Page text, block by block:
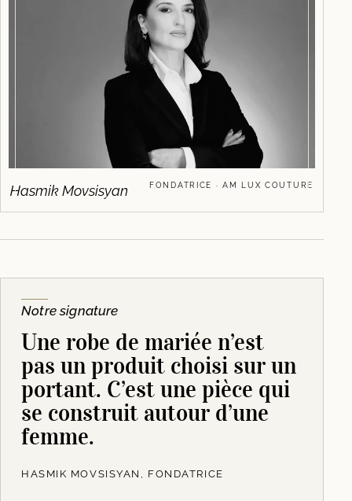
Hasmik Movsisyan FONDATRICE · AM LUX COUTURE
Notre signature
Une robe de mariée n’est
pas un produit choisi sur un
portant. C’est une pièce qui
se construit autour d’une
femme.
HASMIK MOVSISYAN, FONDATRICE